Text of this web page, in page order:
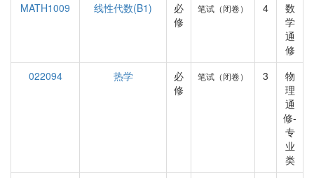
MATH1009
线性代数(B1)
必
修
笔试（闭卷） 4
数
学
通
修
022094
热学
必
修
笔试（闭卷） 3
物
理
通
修-
专
业
类